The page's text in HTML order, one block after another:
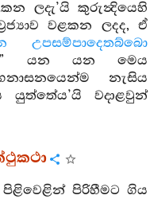
ලදැ’යි කුරුන්‍දියෙහි
වළකන ලදද, ඒ
” යන යන මෙය
නැසිය
වදාළවුන්
පිළිවෙළින් පිරිහීමට ගිය